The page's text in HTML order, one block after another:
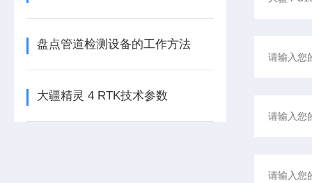
盘点管道检测设备的工作方法
大疆精灵 4 RTK技术参数